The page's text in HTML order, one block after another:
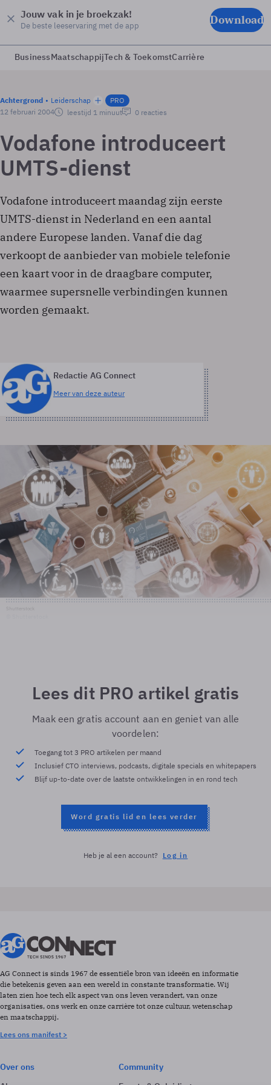
Jouw vak in je broekzak!
De beste leeservaring met de app Download
BusinessMaatschappijTech & ToekomstCarrière
Achtergrond Leiderschap
PRO
12 februari 2004
leestijd 1 minuut 0 reacties
Vodafone introduceert
UMTS-dienst
Vodafone introduceert maandag zijn eerste
UMTS-dienst in Nederland en een aantal
andere Europese landen. Vanaf die dag
verkoopt de aanbieder van mobiele telefonie
een kaart voor in de draagbare computer,
waarmee supersnelle verbindingen kunnen
worden gemaakt.
Redactie AG Connect
Meer van deze auteur
Lees dit PRO artikel gratis
Maak een gratis account aan en geniet van alle
voordelen:
Toegang tot 3 PRO artikelen per maand
Inclusief CTO interviews, podcasts, digitale specials en whitepapers
Blijf up-to-date over de laatste ontwikkelingen in en rond tech
Word gratis lid en lees verder
Heb je al een account? Log in
AG Connect is sinds 1967 de essentiële bron van ideeën en informatie
die betekenis geven aan een wereld in constante transformatie. Wij
laten zien hoe tech elk aspect van ons leven verandert, van onze
organisaties, ons werk en onze carrière tot onze cultuur, wetenschap
en maatschappij.
Lees ons manifest >
Over ons
Community